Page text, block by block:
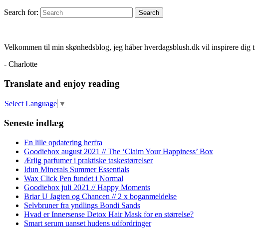
Search for: Search
Velkommen til min skønhedsblog, jeg håber hverdagsblush.dk vil inspirere
- Charlotte
Translate and enjoy reading
Select Language ▼
Seneste indlæg
En lille opdatering herfra
Goodiebox august 2021 // The ‘Claim Your Happiness’ Box
Ærlig parfumer i praktiske taskestørrelser
Idun Minerals Summer Essentials
Wax Click Pen fundet i Normal
Goodiebox juli 2021 // Happy Moments
Briar U Jagten og Chancen // 2 x boganmeldelse
Selvbruner fra yndlings Bondi Sands
Hvad er Innersense Detox Hair Mask for en størrelse?
Smart serum uanset hudens udfordringer